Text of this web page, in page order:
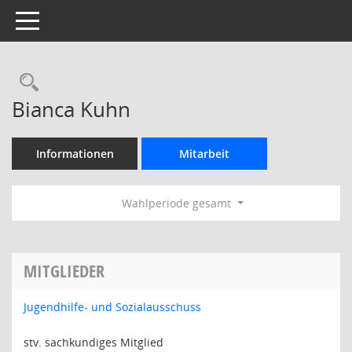
Toggle navigation
Rechercheauswahl
Bianca Kuhn
Informationen Mitarbeit
Wahlperiode gesamt
MITGLIEDER
Jugendhilfe- und Sozialausschuss
stv. sachkundiges Mitglied